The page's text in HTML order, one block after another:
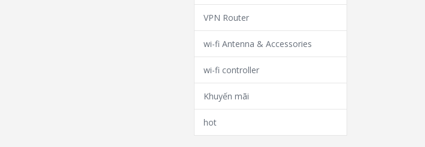
VPN Router
wi-fi Antenna & Accessories
wi-fi controller
Khuyến mãi
hot